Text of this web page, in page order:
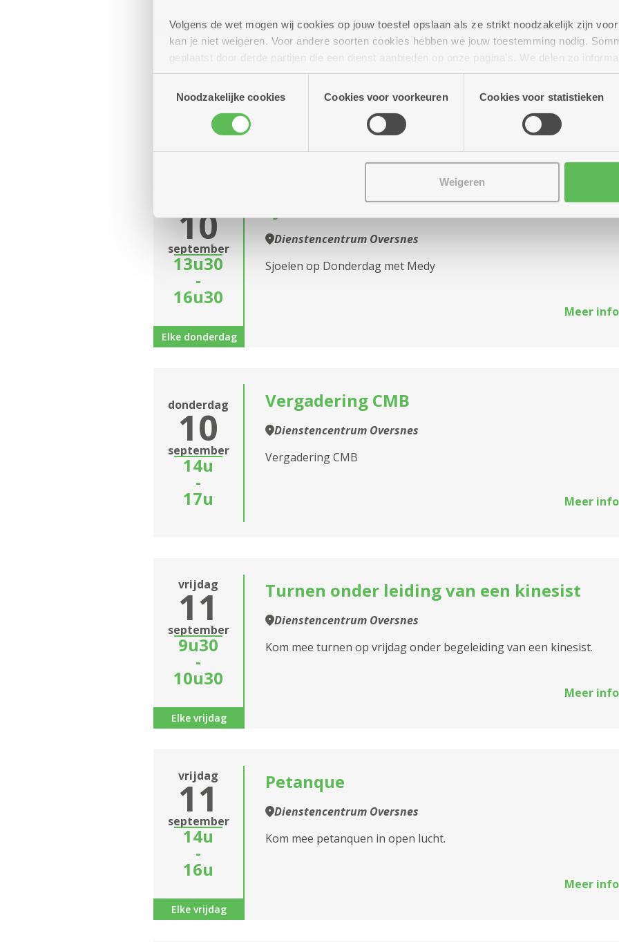
Volgens de wet mogen wij cookies op jouw toestel opslaan als ze strikt noodzakelijk zijn
kan je niet weigeren. Voor andere soorten cookies hebben we jouw toestemming nodig.
geplaatst door derde partijen die een dienst aanbieden op onze pagina's. We delen zo
(geanonimiseerd) gebruik van onze site voor social media, advertenties en analyse. Deze
combineren met andere informatie die je aan hen verstrekte.
Noodzakelijke cookies
Cookies voor voorkeuren Cookies voor statistieken
Weigeren
10
september
13u
-
17u
Biljartclub
Dienstencentrum Oversnes
Elke dinsdag en donderdag
10
september
13u30
-
16u30
Elke donderdag
Dienstencentrum Oversnes
Sjoelen op Donderdag met Medy
Meer info
donderdag
10
september
14u
-
17u
Vergadering CMB
Dienstencentrum Oversnes
Vergadering CMB
Meer info
vrijdag
11
september
9u30
-
10u30
Elke vrijdag
Turnen onder leiding van een kinesist
Dienstencentrum Oversnes
Kom mee turnen op vrijdag onder begeleiding van een kinesist.
Meer info
vrijdag
11
september
14u
-
16u
Elke vrijdag
Petanque
Dienstencentrum Oversnes
Kom mee petanquen in open lucht.
Meer info